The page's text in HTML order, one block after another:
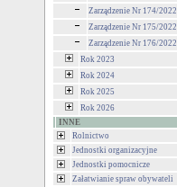
Zarządzenie Nr 174/2022
Zarządzenie Nr 175/2022
Zarządzenie Nr 176/2022
Rok 2023
Rok 2024
Rok 2025
Rok 2026
INNE
Rolnictwo
Jednostki organizacyjne
Jednostki pomocnicze
Załatwianie spraw obywateli